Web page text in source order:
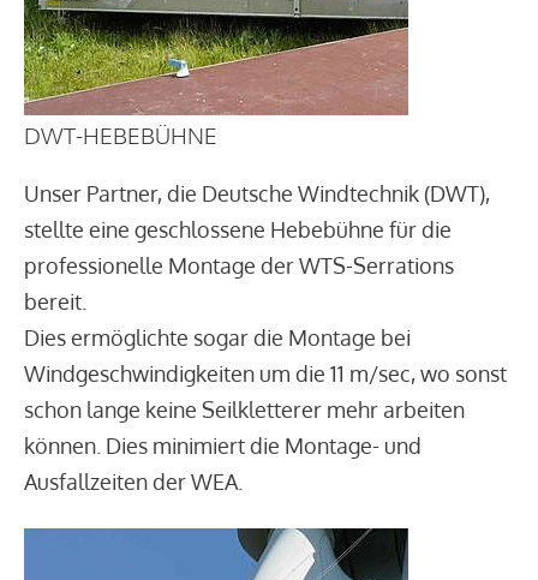
DWT-HEBEBÜHNE
Unser Partner, die Deutsche Windtechnik (DWT),
stellte eine geschlossene Hebebühne für die
professionelle Montage der WTS-Serrations
bereit.
Dies ermöglichte sogar die Montage bei
Windgeschwindigkeiten um die 11 m/sec, wo sonst
schon lange keine Seilkletterer mehr arbeiten
können. Dies minimiert die Montage- und
Ausfallzeiten der WEA.